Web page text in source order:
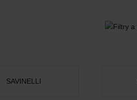
SAVINELLI